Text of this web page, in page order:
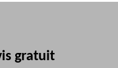
gratuit